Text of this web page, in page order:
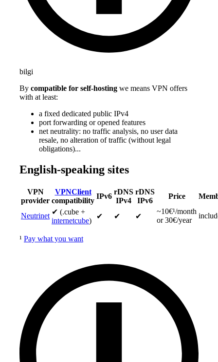
bilgi
By compatible for self-hosting we means VPN offers
with at least:
a fixed dedicated public IPv4
port forwarding or opened features
net neutrality: no traffic analysis, no user data
resale, no alteration of traffic (without legal
obligations)...
English-speaking sites
VPN
provider
VPNClient
compatibility
IPv6
rDNS
IPv4
rDNS
IPv6
Price
Neutrinet ✔ (.cube +
internetcube)
✔ ✔ ✔
~10€¹/month
or 30€/year
¹ Pay what you want